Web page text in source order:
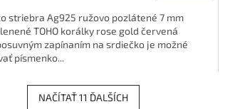
striebra Ag925 ružovo pozlátené 7 mm
TOHO korálky rose gold červená
zapínaním na srdiečko je možné
písmenko...
NAČÍTAŤ 11 ĎALŠÍCH